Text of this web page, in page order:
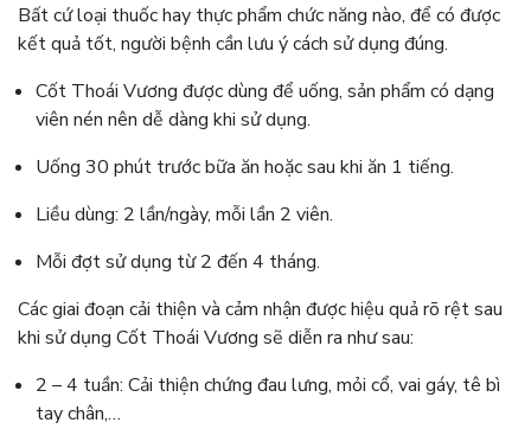
Bất cứ loại thuốc hay thực phẩm chức năng nào, để có được
kết quả tốt, người bệnh cần lưu ý cách sử dụng đúng.
Cốt Thoái Vương được dùng để uống, sản phẩm có dạng
viên nén nên dễ dàng khi sử dụng.
Uống 30 phút trước bữa ăn hoặc sau khi ăn 1 tiếng.
Liều dùng: 2 lần/ngày, mỗi lần 2 viên.
Mỗi đợt sử dụng từ 2 đến 4 tháng.
Các giai đoạn cải thiện và cảm nhận được hiệu quả rõ rệt sau
khi sử dụng Cốt Thoái Vương sẽ diễn ra như sau:
2 – 4 tuần: Cải thiện chứng đau lưng, mỏi cổ, vai gáy, tê bì
tay chân,…